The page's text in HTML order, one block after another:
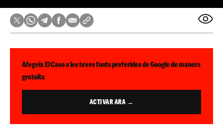
Afegeix El Caso a les teves fonts preferides de Google de manera
gratuïta
ACTIVAR ARA →